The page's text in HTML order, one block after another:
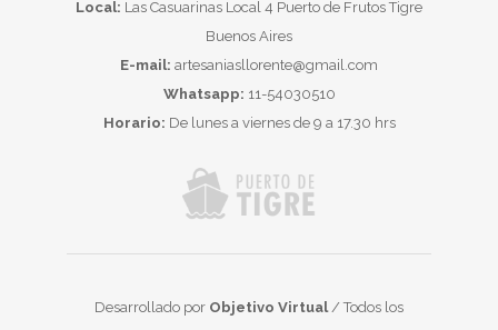
Local: Las Casuarinas Local 4 Puerto de Frutos Tigre
Buenos Aires
E-mail: artesaniasllorente@gmail.com
Whatsapp: 11-54030510
Horario: De lunes a viernes de 9 a 17.30 hrs
Desarrollado por Objetivo Virtual/ Todos los